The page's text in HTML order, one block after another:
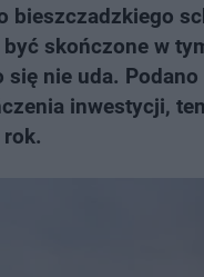
bieszczadzkiego
być skończone w
się nie uda.
inwestycji,
rok.